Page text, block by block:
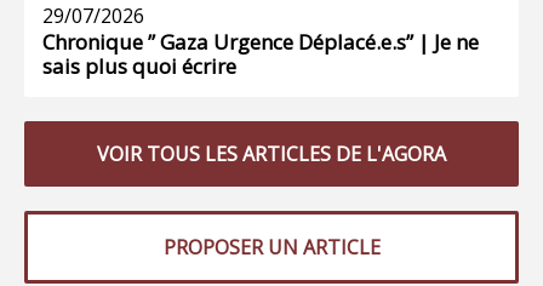
29/07/2026
Chronique ” Gaza Urgence Déplacé.e.s” | Je ne
sais plus quoi écrire
VOIR TOUS LES ARTICLES DE L'AGORA
PROPOSER UN ARTICLE